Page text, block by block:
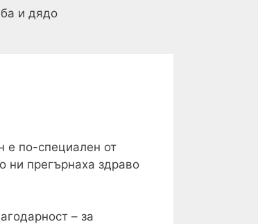
и дядо
е по-специален от
ни прегърнаха здраво
– за